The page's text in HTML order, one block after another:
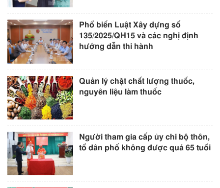
Phổ biến Luật Xây dựng số
135/2025/QH15 và các nghị định
hướng dẫn thi hành
Quản lý chặt chất lượng thuốc,
nguyên liệu làm thuốc
Người tham gia cấp ủy chi bộ thôn,
tổ dân phố không được quá 65 tuổi